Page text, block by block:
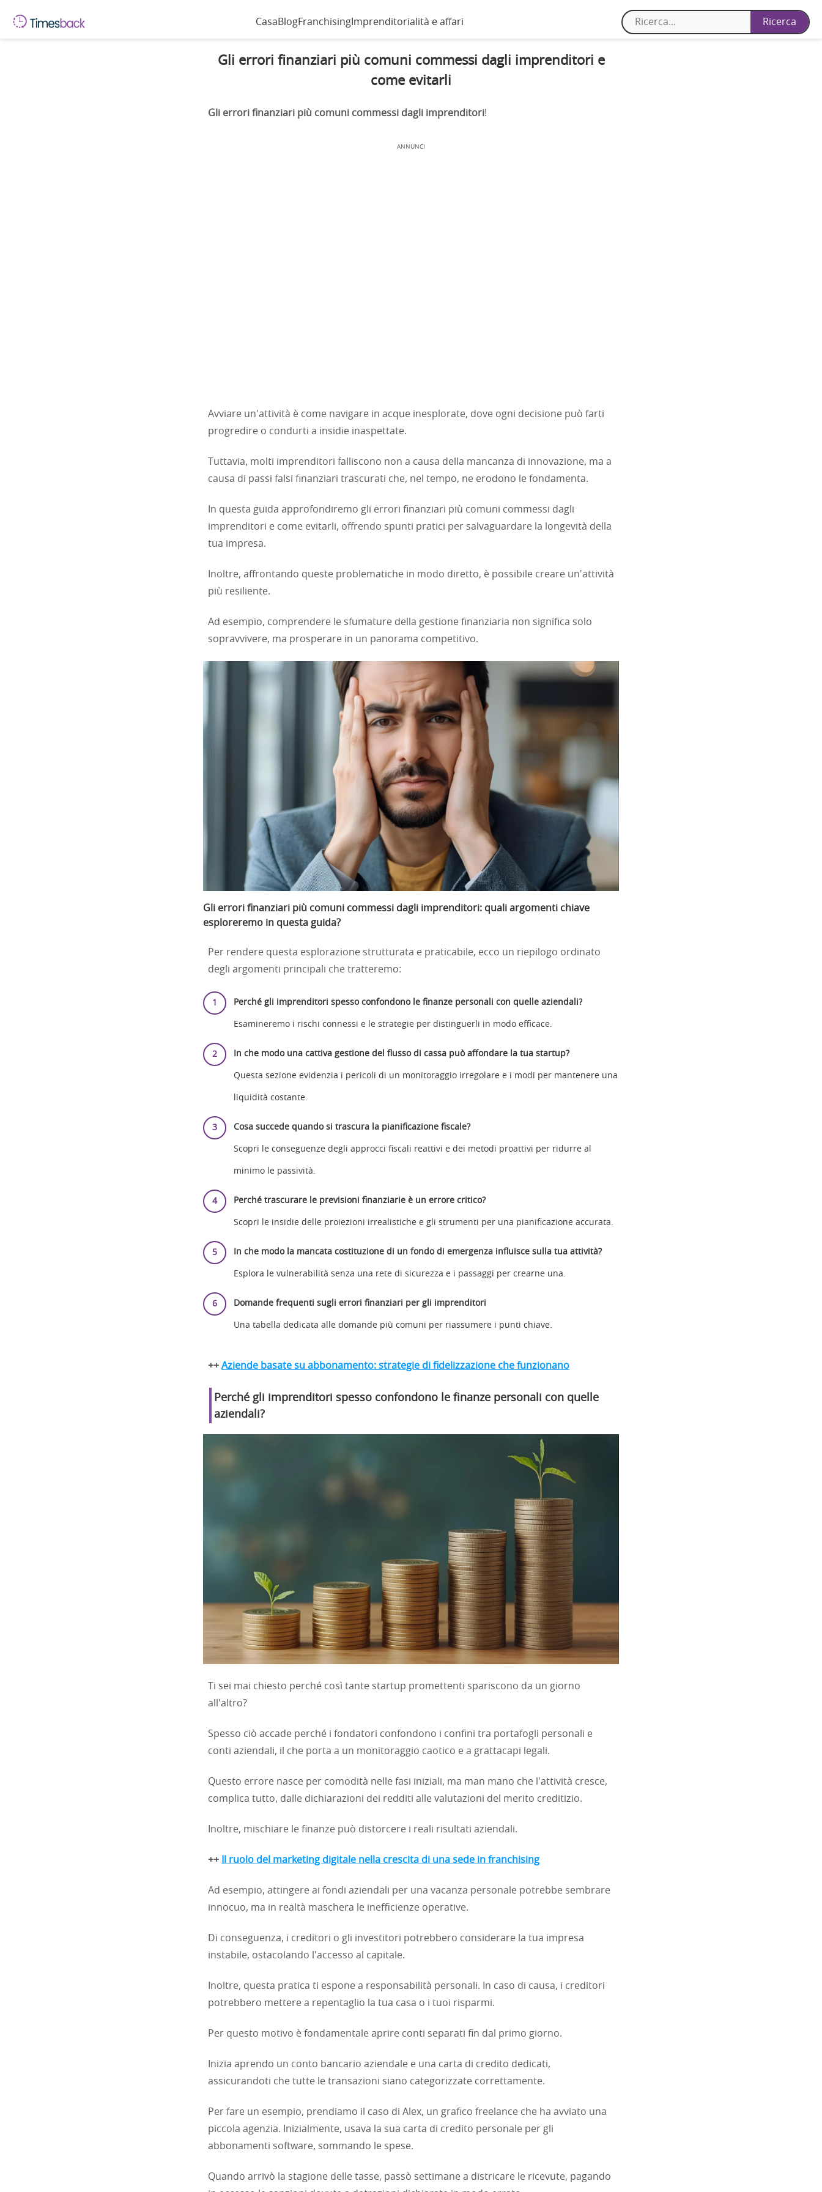
Casa BlogFranchising Imprenditorialità e affari
Gli errori finanziari più comuni commessi dagli imprenditori e
come evitarli
Gli errori finanziari più comuni commessi dagli imprenditori!
ANNUNCI
Avviare un'attività è come navigare in acque inesplorate, dove ogni decisione può farti
progredire o condurti a insidie inaspettate.
Tuttavia, molti imprenditori falliscono non a causa della mancanza di innovazione, ma a
causa di passi falsi finanziari trascurati che, nel tempo, ne erodono le fondamenta.
In questa guida approfondiremo gli errori finanziari più comuni commessi dagli
imprenditori e come evitarli, offrendo spunti pratici per salvaguardare la longevità della
tua impresa.
Inoltre, affrontando queste problematiche in modo diretto, è possibile creare un'attività
più resiliente.
Ad esempio, comprendere le sfumature della gestione finanziaria non significa solo
sopravvivere, ma prosperare in un panorama competitivo.
Gli errori finanziari più comuni commessi dagli imprenditori: quali argomenti chiave
esploreremo in questa guida?
Per rendere questa esplorazione strutturata e praticabile, ecco un riepilogo ordinato
degli argomenti principali che tratteremo:
Perché gli imprenditori spesso confondono le finanze personali con quelle aziendali?
Esamineremo i rischi connessi e le strategie per distinguerli in modo efficace.
In che modo una cattiva gestione del flusso di cassa può affondare la tua startup?
Questa sezione evidenzia i pericoli di un monitoraggio irregolare e i modi per mantenere una
liquidità costante.
Cosa succede quando si trascura la pianificazione fiscale?
Scopri le conseguenze degli approcci fiscali reattivi e dei metodi proattivi per ridurre al
minimo le passività.
Perché trascurare le previsioni finanziarie è un errore critico?
Scopri le insidie delle proiezioni irrealistiche e gli strumenti per una pianificazione accurata.
In che modo la mancata costituzione di un fondo di emergenza influisce sulla tua attività?
Esplora le vulnerabilità senza una rete di sicurezza e i passaggi per crearne una.
Domande frequenti sugli errori finanziari per gli imprenditori
Una tabella dedicata alle domande più comuni per riassumere i punti chiave.
++ Aziende basate su abbonamento: strategie di fidelizzazione che funzionano
Perché gli imprenditori spesso confondono le finanze personali con quelle
aziendali?
Ti sei mai chiesto perché così tante startup promettenti spariscono da un giorno
all'altro?
Spesso ciò accade perché i fondatori confondono i confini tra portafogli personali e
conti aziendali, il che porta a un monitoraggio caotico e a grattacapi legali.
Questo errore nasce per comodità nelle fasi iniziali, ma man mano che l'attività cresce,
complica tutto, dalle dichiarazioni dei redditi alle valutazioni del merito creditizio.
Inoltre, mischiare le finanze può distorcere i reali risultati aziendali.
++ Il ruolo del marketing digitale nella crescita di una sede in franchising
Ad esempio, attingere ai fondi aziendali per una vacanza personale potrebbe sembrare
innocuo, ma in realtà maschera le inefficienze operative.
Di conseguenza, i creditori o gli investitori potrebbero considerare la tua impresa
instabile, ostacolando l'accesso al capitale.
Inoltre, questa pratica ti espone a responsabilità personali. In caso di causa, i creditori
potrebbero mettere a repentaglio la tua casa o i tuoi risparmi.
Per questo motivo è fondamentale aprire conti separati fin dal primo giorno.
Inizia aprendo un conto bancario aziendale e una carta di credito dedicati,
assicurandoti che tutte le transazioni siano categorizzate correttamente.
Per fare un esempio, prendiamo il caso di Alex, un grafico freelance che ha avviato una
piccola agenzia. Inizialmente, usava la sua carta di credito personale per gli
abbonamenti software, sommando le spese.
Quando arrivò la stagione delle tasse, passò settimane a districare le ricevute, pagando